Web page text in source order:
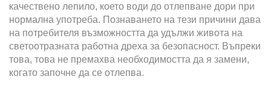
качествено лепило, което води до отлепване дори при
нормална употреба. Познаването на тези причини дава
на потребителя възможността да удължи живота на
светоотразната работна дреха за безопасност. Въпреки
това, това не премахва необходимостта да я замени,
когато започне да се отлепва.